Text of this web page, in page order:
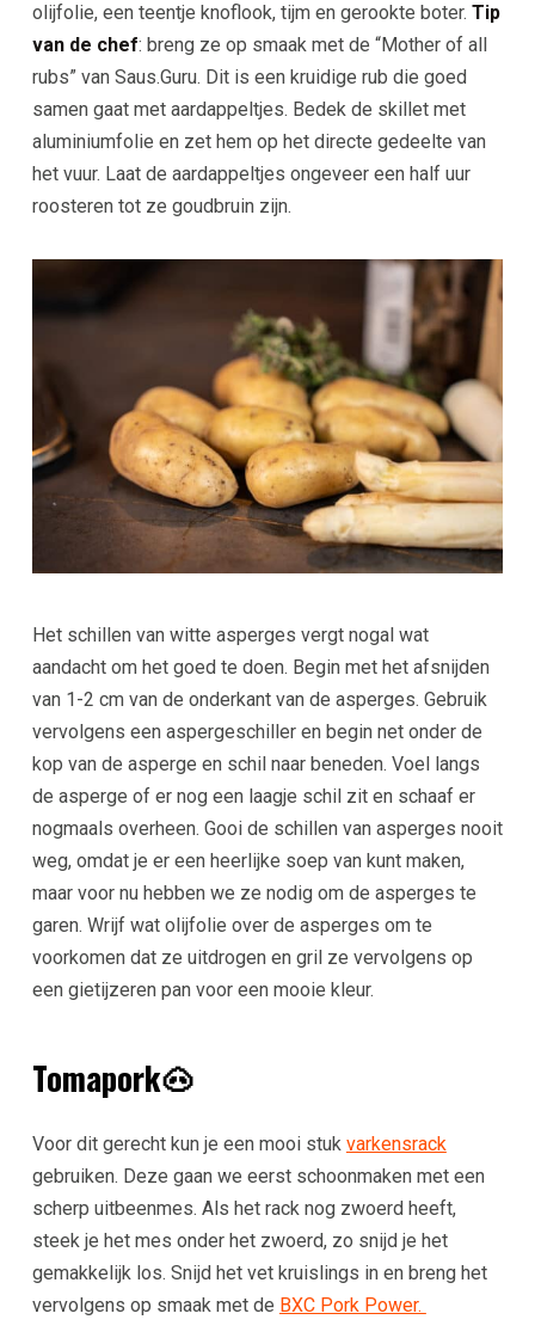
olijfolie, een teentje knoflook, tijm en gerookte boter. Tip
van de chef: breng ze op smaak met de “Mother of all
rubs” van Saus.Guru. Dit is een kruidige rub die goed
samen gaat met aardappeltjes. Bedek de skillet met
aluminiumfolie en zet hem op het directe gedeelte van
het vuur. Laat de aardappeltjes ongeveer een half uur
roosteren tot ze goudbruin zijn.
Het schillen van witte asperges vergt nogal wat
aandacht om het goed te doen. Begin met het afsnijden
van 1-2 cm van de onderkant van de asperges. Gebruik
vervolgens een aspergeschiller en begin net onder de
kop van de asperge en schil naar beneden. Voel langs
de asperge of er nog een laagje schil zit en schaaf er
nogmaals overheen. Gooi de schillen van asperges nooit
weg, omdat je er een heerlijke soep van kunt maken,
maar voor nu hebben we ze nodig om de asperges te
garen. Wrijf wat olijfolie over de asperges om te
voorkomen dat ze uitdrogen en gril ze vervolgens op
een gietijzeren pan voor een mooie kleur.
Tomapork🐽
Voor dit gerecht kun je een mooi stuk varkensrack
gebruiken. Deze gaan we eerst schoonmaken met een
scherp uitbeenmes. Als het rack nog zwoerd heeft,
steek je het mes onder het zwoerd, zo snijd je het
gemakkelijk los. Snijd het vet kruislings in en breng het
vervolgens op smaak met de BXC Pork Power.